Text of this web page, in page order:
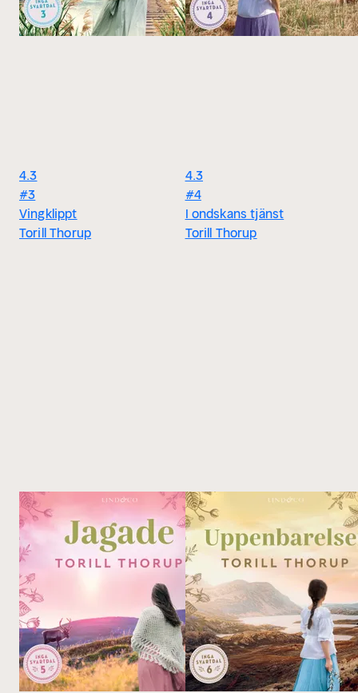
4.3
#3
Vingklippt
Torill Thorup
4.3
#4
I ondskans tjänst
Torill Thorup